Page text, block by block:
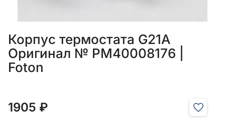
Корпус термостата G21A
Оригинал № PM40008176 |
Foton
1905 ₽